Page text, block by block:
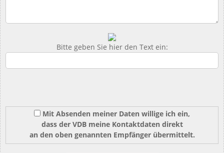
Bitte geben Sie hier den Text ein:
Mit Absenden meiner Daten willige ich ein,
dass der VDB meine Kontaktdaten direkt
an den oben genannten Empfänger übermittelt.